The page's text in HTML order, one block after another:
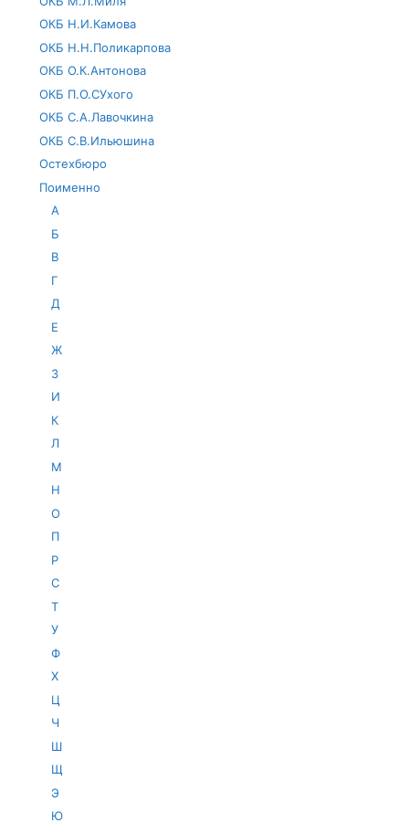
ОКБ Н.И.Камова
ОКБ Н.Н.Поликарпова
ОКБ О.К.Антонова
ОКБ П.О.СУхого
ОКБ С.А.Лавочкина
ОКБ С.В.Ильюшина
Остехбюро
Поименно
А
Б
В
Г
Д
Е
Ж
З
И
К
Л
М
Н
О
П
Р
С
Т
У
Ф
Х
Ц
Ч
Ш
Щ
Э
Ю